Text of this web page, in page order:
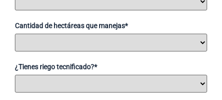
Cantidad de hectáreas que manejas*
¿Tienes riego tecnificado?*